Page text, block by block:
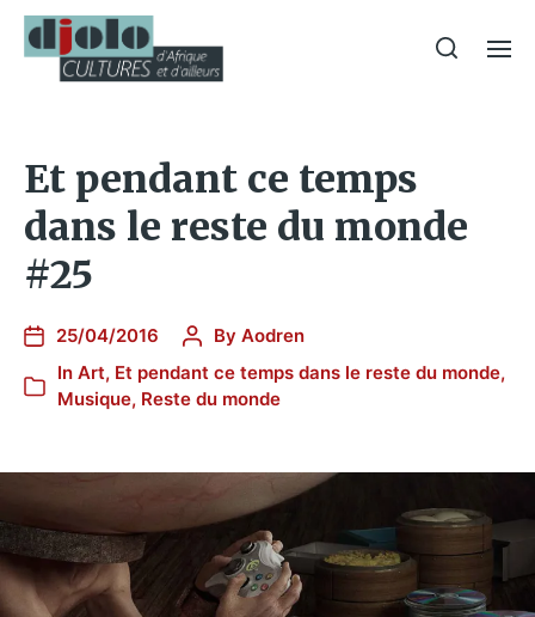
Et pendant ce temps
dans le reste du monde
#25
25/04/2016 By Aodren
In Art, Et pendant ce temps dans le reste du monde,
Musique, Reste du monde